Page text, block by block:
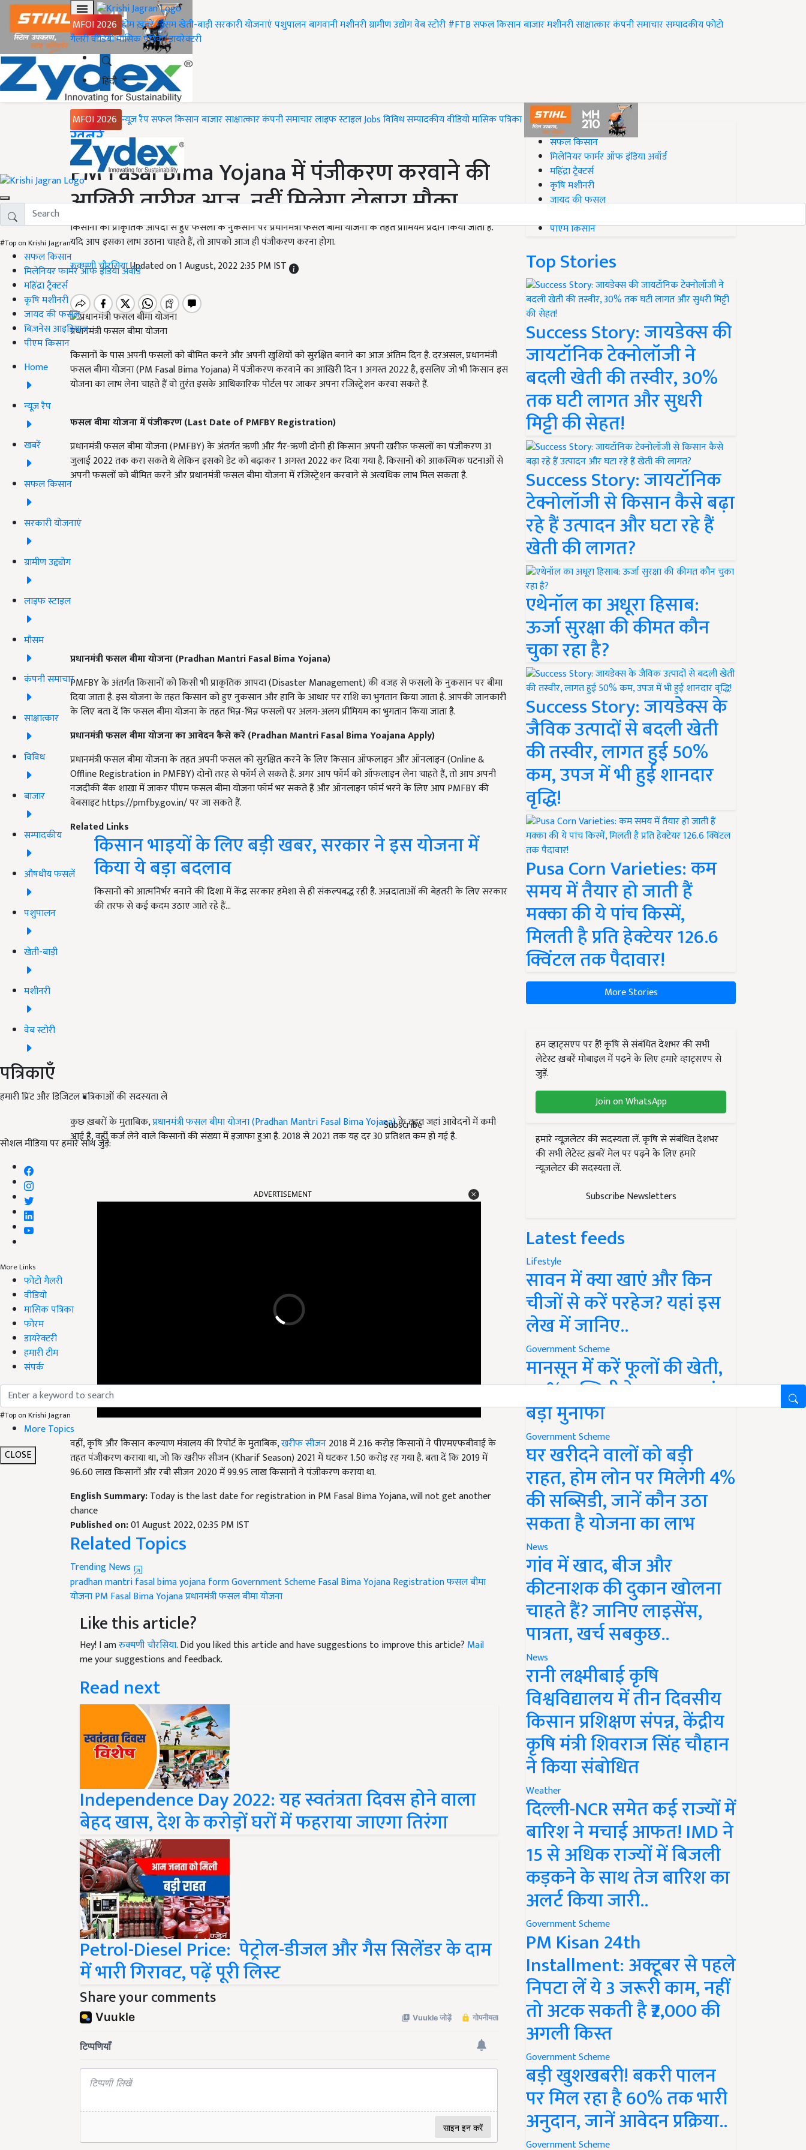
MFOI 2026 होमख़बरेंमौसमखेती-बाड़ीसरकारी योजनाएंपशुपालनबागवानीमशीनरीग्रामीण उद्योगवेब स्टोरी#FTBसफल किसानबाजारमशीनरीसाक्षात्कारकंपनी समाचारसम्पादकीयफोटो
गैलरीवीडियोमासिक पत्रिकाडायरेक्टरी
हिंदी
MFOI 2026 न्यूज़ रैपसफल किसानबाजारसाक्षात्कारकंपनी समाचारलाइफ स्टाइलJobsविविधसम्पादकीयवीडियोमासिक पत्रिका
#Top on Krishi Jagran
सफल किसान
मिलेनियर फार्मर ऑफ इंडिया अवॉर्ड
महिंद्रा ट्रैक्टर्स
कृषि मशीनरी
जायद की फसल
बिज़नेस आइडियाज
पीएम किसान
Home
न्यूज़ रैप
खबरें
सफल किसान
सरकारी योजनाएं
ग्रामीण उद्द्योग
लाइफ स्टाइल
मौसम
कंपनी समाचार
साक्षात्कार
विविध
बाजार
सम्पादकीय
औषधीय फसलें
पशुपालन
खेती-बाड़ी
मशीनरी
वेब स्टोरी
पत्रिकाएँ
हमारी प्रिंट और डिजिटल पत्रिकाओं की सदस्यता लें
Subscribe
सोशल मीडिया पर हमारे साथ जुड़ें:
More Links
फोटो गैलरी
वीडियो
मासिक पत्रिका
फोरम
डायरेक्टरी
हमारी टीम
संपर्क
#Top on Krishi Jagran
More Topics
CLOSE
Home
ख़बरें
PM Fasal Bima Yojana में पंजीकरण करवाने की
आखिरी तारीख आज, नहीं मिलेगा दोबारा मौका
किसानों को प्राकृतिक आपदा से हुए फसलों के नुकसान पर प्रधानमंत्री फसल बीमा योजना के तहत प्रीमियम प्रदान किया जाता है.
यदि आप इसका लाभ उठाना चाहते हैं, तो आपको आज ही पंजीकरण करना होगा.
रुक्मणी चौरसियाUpdated on 1 August, 2022 2:35 PM IST
प्रधानमंत्री फसल बीमा योजना
किसानों के पास अपनी फसलों को बीमित करने और अपनी खुशियों को सुरक्षित बनाने का आज अंतिम दिन है. दरअसल, प्रधानमंत्री
फसल बीमा योजना (PM Fasal Bima Yojana) में पंजीकरण करवाने का आखिरी दिन 1 अगस्त 2022 है, इसलिए जो भी किसान इस
योजना का लाभ लेना चाहते हैं वो तुरंत इसके आधिकारिक पोर्टल पर जाकर अपना रजिस्ट्रेशन करवा सकते हैं.
फसल बीमा योजना में पंजीकरण(Last Date of PMFBY Registration)
प्रधानमंत्री फसल बीमा योजना (PMFBY) के अंतर्गत ऋणी और गैर-ऋणी दोनी ही किसान अपनी खरीफ़ फसलों का पंजीकरण 31
जुलाई 2022 तक करा सकते थे लेकिन इसको डेट को बढ़ाकर 1 अगस्त 2022 कर दिया गया है. किसानों को आकस्मिक घटनाओं से
अपनी फसलों को बीमित करने और प्रधानमंत्री फसल बीमा योजना में रजिस्ट्रेशन करवाने से अत्यधिक लाभ मिल सकता है.
प्रधानमंत्री फसल बीमा योजना (Pradhan Mantri Fasal Bima Yojana)
PMFBY के अंतर्गत किसानों को किसी भी प्राकृतिक आपदा (Disaster Management) की वजह से फसलों के नुकसान पर बीमा
दिया जाता है. इस योजना के तहत किसान को हुए नुकसान और हानि के आधार पर राशि का भुगतान किया जाता है. आपकी जानकारी
के लिए बता दें कि फसल बीमा योजना के तहत भिन्न-भिन्न फसलों पर अलग-अलग प्रीमियम का भुगतान किया जाता है.
प्रधानमंत्री फसल बीमा योजना का आवेदन कैसे करें (Pradhan Mantri Fasal Bima Yoajana Apply)
प्रधानमंत्री फसल बीमा योजना के तहत अपनी फसल को सुरक्षित करने के लिए किसान ऑफलाइन और ऑनलाइन (Online &
Offline Registration in PMFBY) दोनों तरह से फॉर्म ले सकते हैं. अगर आप फॉर्म को ऑफलाइन लेना चाहते हैं, तो आप अपनी
नजदीकी बैंक शाखा में जाकर पीएम फसल बीमा योजना फॉर्म भर सकते हैं और ऑनलाइन फॉर्म भरने के लिए आप PMFBY की
वेबसाइट https://pmfby.gov.in/ पर जा सकते हैं.
Related Links
किसान भाइयों के लिए बड़ी खबर, सरकार ने इस योजना में
किया ये बड़ा बदलाव
किसानों को आत्मनिर्भर बनाने की दिशा में केंद्र सरकार हमेशा से ही संकल्पबद्ध रही है. अन्नदाताओं की बेहतरी के लिए सरकार
की तरफ से कई कदम उठाए जाते रहे हैं…
कुछ ख़बरों के मुताबिक,प्रधानमंत्री फसल बीमा योजना (Pradhan Mantri Fasal Bima Yojana)के तहत जहां आवेदनों में कमी
आई है, वहीं कर्ज लेने वाले किसानों की संख्या में इजाफा हुआ है. 2018 से 2021 तक यह दर 30 प्रतिशत कम हो गई है.
वहीं, कृषि और किसान कल्याण मंत्रालय की रिपोर्ट के मुताबिक,
तहत पंजीकरण कराया था, जो कि खरीफ सीजन (Kharif Season) 2021 में घटकर 1.50 करोड़ रह गया है. बता दें कि 2019 में
96.60 लाख किसानों और रबी सीजन 2020 में 99.95 लाख किसानों ने पंजीकरण कराया था.
chance
Published on:
Related Topics
Trending News
pradhan mantri fasal bima yojana form
योजनाPM Fasal Bima Yojanaप्रधानमंत्री फसल बीमा योजना
Like this article?
Hey! I amरुक्मणी चौरसिया. Did you liked this article and have suggestions to improve this article?
me your suggestions and feedback.
Read next
Independence Day 2022: यह स्वतंत्रता दिवस होने वाला
बेहद खास, देश के करोड़ों घरों में फहराया जाएगा तिरंगा
Petrol-Diesel Price: पेट्रोल-डीजल और गैस सिलेंडर के दाम
में भारी गिरावट, पढ़ें पूरी लिस्ट
Share your comments
#Top on Krishi Jagran
सफल किसान
मिलेनियर फार्मर ऑफ इंडिया अवॉर्ड
महिंद्रा ट्रैक्टर्स
कृषि मशीनरी
जायद की फसल
पीएम किसान
Top Stories
Success Story: जायडेक्स की
जायटॉनिक टेक्नोलॉजी ने
बदली खेती की तस्वीर, 30%
तक घटी लागत और सुधरी
मिट्टी की सेहत!
Success Story: जायटॉनिक
टेक्नोलॉजी से किसान कैसे बढ़ा
रहे हैं उत्पादन और घटा रहे हैं
खेती की लागत?
एथेनॉल का अधूरा हिसाब:
ऊर्जा सुरक्षा की कीमत कौन
चुका रहा है?
Success Story: जायडेक्स के
जैविक उत्पादों से बदली खेती
की तस्वीर, लागत हुई 50%
कम, उपज में भी हुई शानदार
वृद्धि!
Pusa Corn Varieties: कम
समय में तैयार हो जाती हैं
मक्का की ये पांच किस्में,
मिलती है प्रति हेक्टेयर 126.6
क्विंटल तक पैदावार!
More Stories
हम व्हाट्सएप पर हैं! कृषि से संबंधित देशभर की सभी
लेटेस्ट ख़बरें मोबाइल में पढ़ने के लिए हमारे व्हाट्सएप से
जुड़ें.
Join on WhatsApp
हमारे न्यूज़लेटर की सदस्यता लें. कृषि से संबंधित देशभर
की सभी लेटेस्ट ख़बरें मेल पर पढ़ने के लिए हमारे
न्यूज़लेटर की सदस्यता लें.
Subscribe Newsletters
Latest feeds
Lifestyle
सावन में क्या खाएं और किन
चीजों से करें परहेज? यहां इस
लेख में जानिए..
Government Scheme
मानसून में करें फूलों की खेती,
50% सब्सिडी के साथ कमाएं
बड़ा मुनाफा
Government Scheme
घर खरीदने वालों को बड़ी
राहत, होम लोन पर मिलेगी 4%
की सब्सिडी, जानें कौन उठा
सकता है योजना का लाभ
News
गांव में खाद, बीज और
कीटनाशक की दुकान खोलना
चाहते हैं? जानिए लाइसेंस,
पात्रता, खर्च सबकुछ..
News
रानी लक्ष्मीबाई कृषि
विश्वविद्यालय में तीन दिवसीय
किसान प्रशिक्षण संपन्न, केंद्रीय
कृषि मंत्री शिवराज सिंह चौहान
ने किया संबोधित
Weather
दिल्ली-NCR समेत कई राज्यों में
बारिश ने मचाई आफत! IMD ने
15 से अधिक राज्यों में बिजली
कड़कने के साथ तेज बारिश का
अलर्ट किया जारी..
Government Scheme
PM Kisan 24th
Installment: अक्टूबर से पहले
निपटा लें ये 3 जरूरी काम, नहीं
तो अटक सकती है ₹2,000 की
अगली किस्त
Government Scheme
बड़ी खुशखबरी! बकरी पालन
पर मिल रहा है 60% तक भारी
अनुदान, जानें आवेदन प्रक्रिया..
Government Scheme